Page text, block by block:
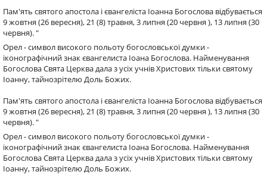
Пам'ять святого апостола і євангеліста Іоанна Богослова відбувається
9 жовтня (26 вересня), 21 (8) травня, 3 липня (20 червня ), 13 липня (30
червня). "
Орел - символ високого польоту богословської думки -
іконографічний знак євангелиста Іоана Богослова. Найменування
Богослова Свята Церква дала з усіх учнів Христових тільки святому
Іоанну, тайнозрітелю Доль Божих.
Пам'ять святого апостола і євангеліста Іоанна Богослова відбувається
9 жовтня (26 вересня), 21 (8) травня, 3 липня (20 червня ), 13 липня (30
червня). "
Орел - символ високого польоту богословської думки -
іконографічний знак євангелиста Іоана Богослова. Найменування
Богослова Свята Церква дала з усіх учнів Христових тільки святому
Іоанну, тайнозрітелю Доль Божих.